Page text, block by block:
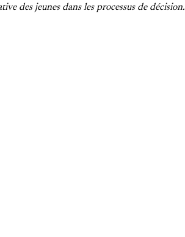
des jeunes dans les processus de décision.